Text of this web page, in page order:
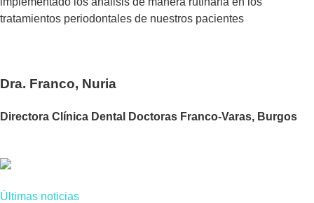
tratamientos periodontales de nuestros pacientes
Dra. Franco, Nuria
Directora Clínica Dental Doctoras Franco-Varas, Burgos
Últimas noticias